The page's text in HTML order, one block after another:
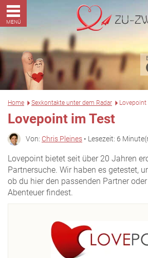
MENÜ
Home Sexkontakte unter dem Radar Lovepoint
Lovepoint im Test
Von: Chris Pleines • Lesezeit: 6
Lovepoint bietet seit über 20 Jahren
Partnersuche. Wir haben es getestet,
ob du hier den passenden Partner
Abenteuer findest.